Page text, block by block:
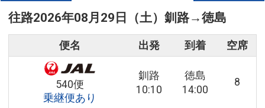
往路2026年08月29日（土） 釧路→徳島
便名 出発 到着 空席
540便
乗継便あり
釧路
10:10
徳島
14:00
8